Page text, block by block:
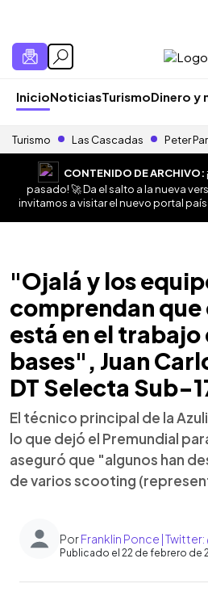
InicioNoticiasTurismoDinero y
Turismo Las Cascadas Peter
CONTENIDO DE ARCHIVO:
pasado! 🚀 Da el salto a la nueva
invitamos a visitar el nuevo portal
"Ojalá y los
comprendan
está en el trabajo
bases", Juan
DT Selecta Sub-
El técnico principal de la
lo que dejó el Premundial
aseguró que "algunos han
de varios scooting
PorFranklin Ponce | Twitter:
Publicado el 22 de febrero de